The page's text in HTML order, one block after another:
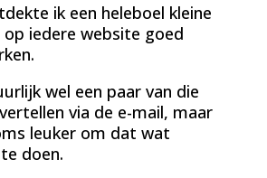
ik een heleboel kleine
iedere website goed
wel een paar van die
via de e-mail, maar
leuker om dat wat
doen.